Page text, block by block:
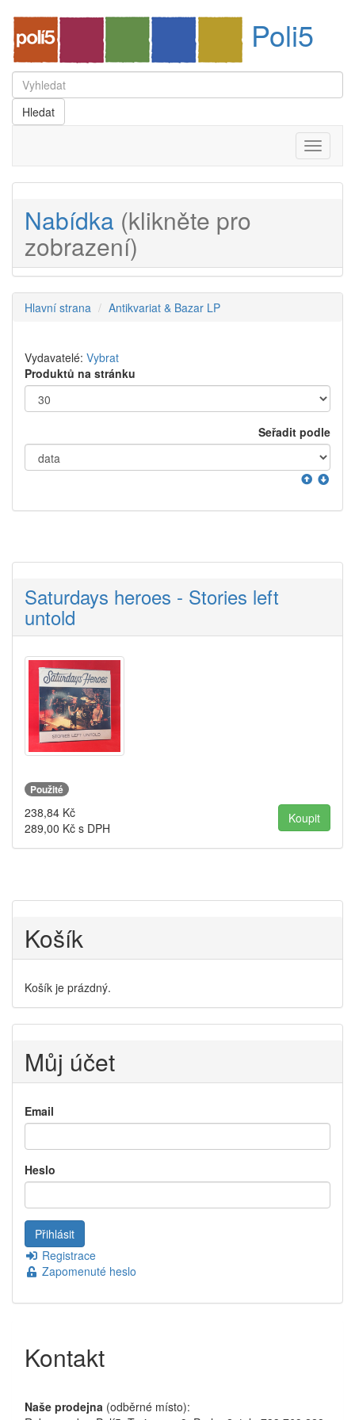
Poli5
Menu
Nabídka (klikněte pro
zobrazení)
Hlavní strana Antikvariat & Bazar LP
Vydavatelé: Vybrat
Produktů na stránku
Seřadit podle
Saturdays heroes - Stories left
untold
Použité
238,84 Kč
289,00 Kč s DPH
Košík
Košík je prázdný.
Můj účet
Email
Heslo
Registrace
Zapomenuté heslo
Kontakt
Naše prodejna (odběrné místo):